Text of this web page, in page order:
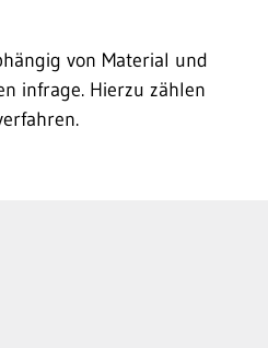
von Material und
infrage. Hierzu zählen